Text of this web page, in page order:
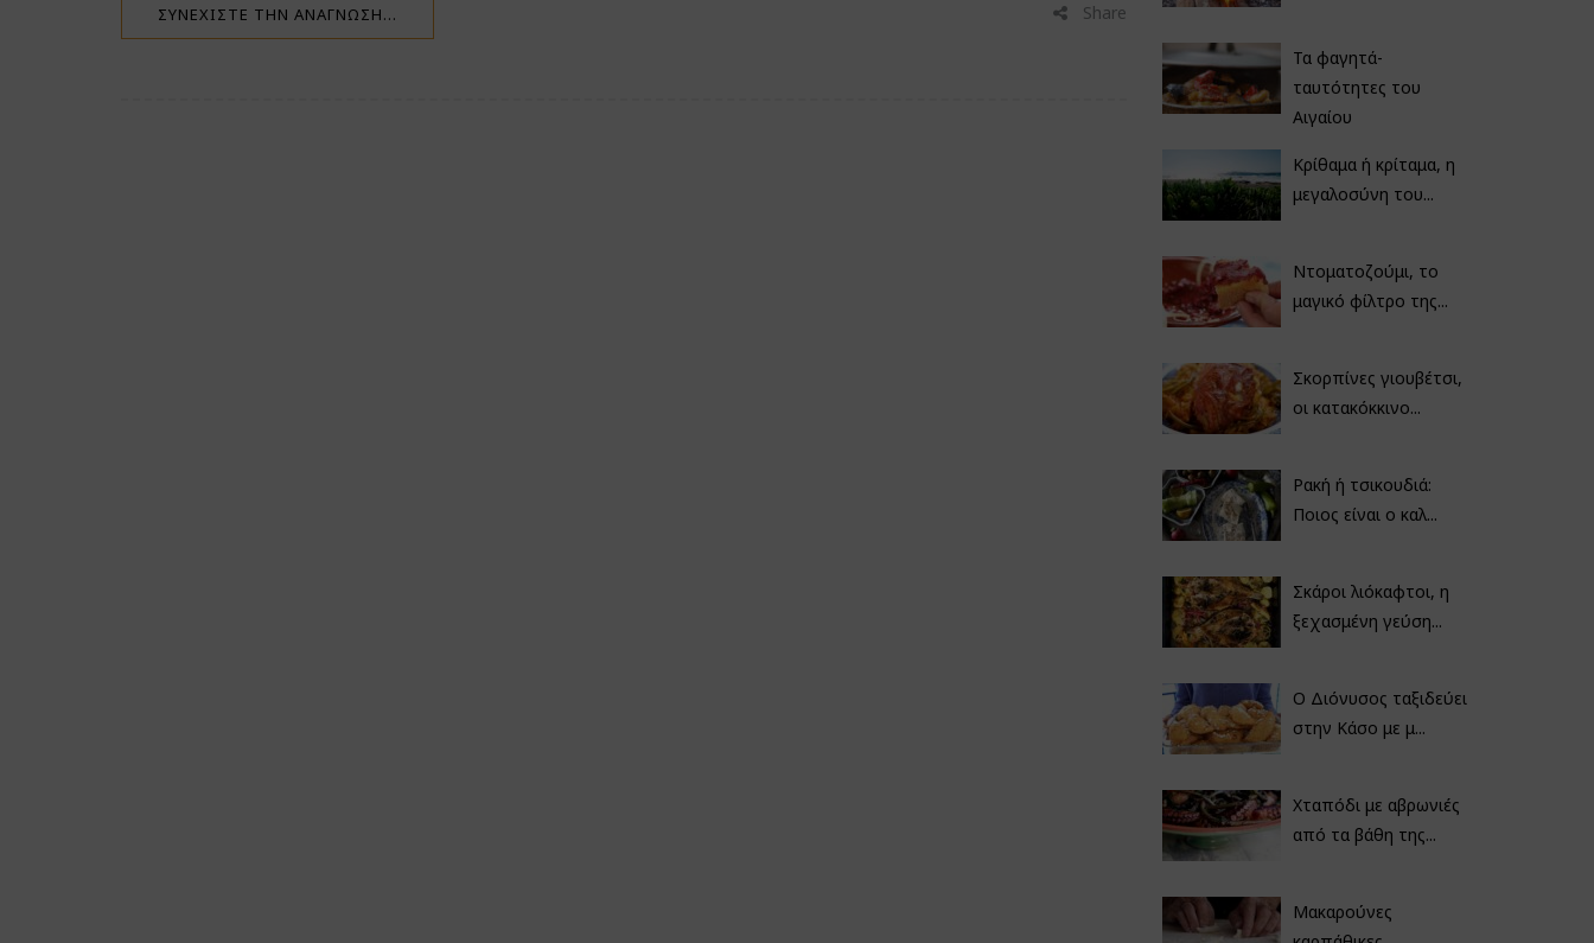
ΣΥΝΕΧΊΣΤΕ ΤΗΝ ΑΝΆΓΝΩΣΗ… Share
Τα φαγητά-
ταυτότητες του
Αιγαίου
Κρίθαμα ή κρίταμα, η
μεγαλοσύνη του...
Ντοματοζούμι, το
μαγικό φίλτρο της...
Σκορπίνες γιουβέτσι,
οι κατακόκκινο...
Ρακή ή τσικουδιά:
Ποιος είναι ο καλ...
Σκάροι λιόκαφτοι, η
ξεχασμένη γεύση...
Ο Διόνυσος ταξιδεύει
στην Κάσο με μ...
Χταπόδι με αβρωνιές
από τα βάθη της...
Μακαρούνες